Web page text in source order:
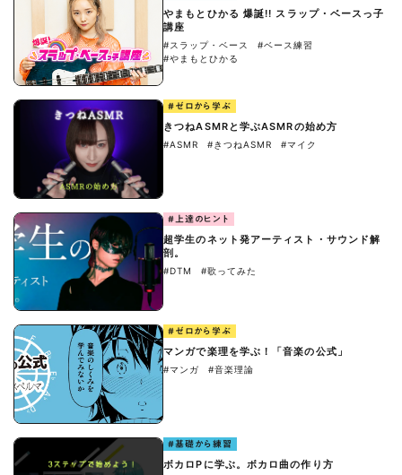
やまもとひかる 爆誕!! スラップ・ベースっ子
講座
#スラップ・ベース
#ベース練習
#やまもとひかる
#ゼロから学ぶ
きつねASMRと学ぶASMRの始め方
#ASMR #きつねASMR #マイク
#上達のヒント
超学生のネット発アーティスト・サウンド解
剖。
#DTM #歌ってみた
#ゼロから学ぶ
マンガで楽理を学ぶ！「音楽の公式」
#マンガ #音楽理論
#基礎から練習
ボカロPに学ぶ。ボカロ曲の作り方